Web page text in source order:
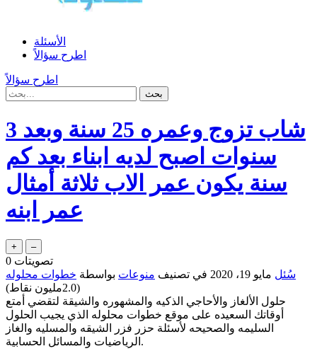
الأسئلة
اطرح سؤالاً
اطرح سؤالاً
شاب تزوج وعمره 25 سنة وبعد 3
سنوات اصبح لديه ابناء بعد كم
سنة يكون عمر الاب ثلاثة أمثال
عمر ابنه
0 تصويتات
سُئل مايو 19، 2020 في تصنيف منوعات بواسطة خطوات محلوله
(2.0مليون
نقاط)
حلول الألغاز والأحاجي الذكيه والمشهوره والشيقة لتقضي أمتع
أوقاتك السعيده على موقع خطوات محلوله الذي يجيب الحلول
السليمه والصحيحه لأسئلة حزر فزر الشيقه والمسليه والغاز
الرياضيات والمسائل الحسابية.